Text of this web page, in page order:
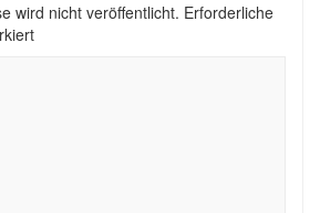
wird nicht veröffentlicht. Erforderliche